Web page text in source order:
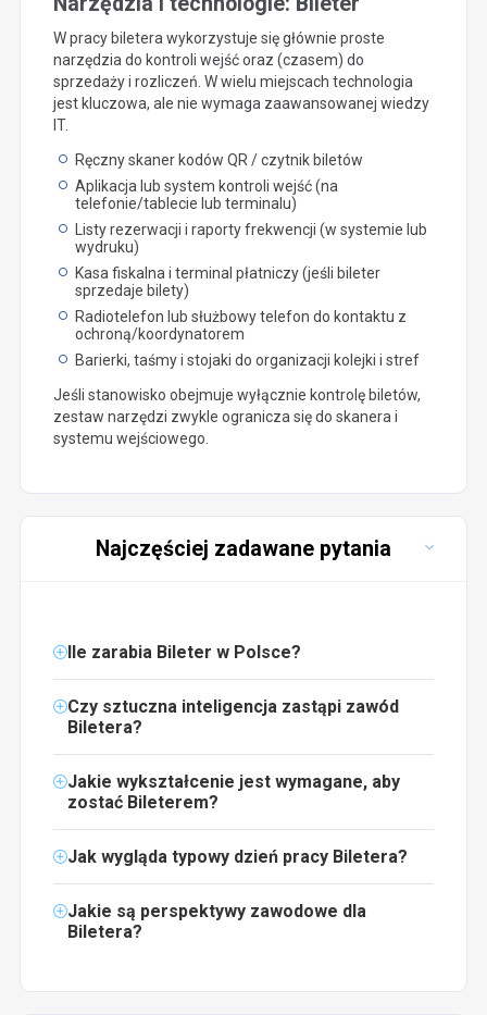
W pracy biletera wykorzystuje się głównie proste
narzędzia do kontroli wejść oraz (czasem) do
sprzedaży i rozliczeń. W wielu miejscach technologia
jest kluczowa, ale nie wymaga zaawansowanej wiedzy
IT.
Ręczny skaner kodów QR / czytnik biletów
Aplikacja lub system kontroli wejść (na
telefonie/tablecie lub terminalu)
Listy rezerwacji i raporty frekwencji (w systemie lub
wydruku)
Kasa fiskalna i terminal płatniczy (jeśli bileter
sprzedaje bilety)
Radiotelefon lub służbowy telefon do kontaktu z
ochroną/koordynatorem
Barierki, taśmy i stojaki do organizacji kolejki i stref
Jeśli stanowisko obejmuje wyłącznie kontrolę biletów,
zestaw narzędzi zwykle ogranicza się do skanera i
systemu wejściowego.
Najczęściej zadawane pytania
Ile zarabia Bileter w Polsce?
Czy sztuczna inteligencja zastąpi zawód
Biletera?
Jakie wykształcenie jest wymagane, aby
zostać Bileterem?
Jak wygląda typowy dzień pracy Biletera?
Jakie są perspektywy zawodowe dla
Biletera?